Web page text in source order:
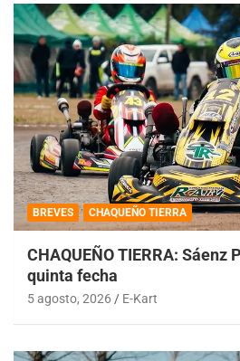
BREVES CHAQUEÑO TIERRA
CHAQUEÑO TIERRA: Sáenz
quinta fecha
5 agosto, 2026 E-Kart